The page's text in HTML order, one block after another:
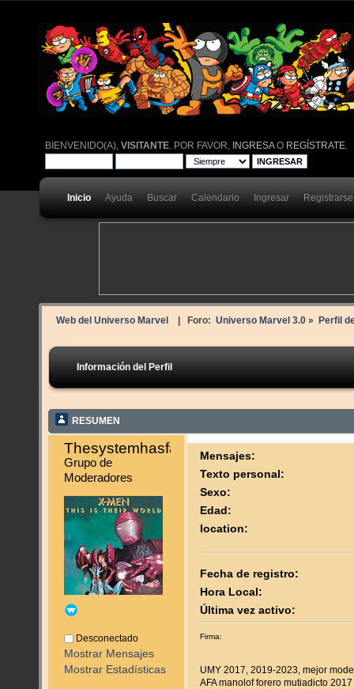
BIENVENIDO(A),VISITANTE . POR FAVOR, INGRESAO REGÍSTRATE
Inicio Ayuda Buscar Calendario Ingresar Registrarse
Web del Universo Marvel | Foro: Universo Marvel 3.0» Perfil
Información del Perfil
RESUMEN
Thesystemhasfailed
Grupo de
Moderadores
Desconectado
Mostrar Mensajes
Mostrar Estadísticas
Mensajes:
Texto personal:
Sexo:
Edad:
location:
Fecha de registro:
Hora Local:
Última vez activo:
Firma:
UMY 2017, 2019-2023, mejor
AFA manolof forero mutiadicto